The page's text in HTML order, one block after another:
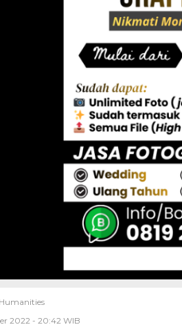
2022 - 20:42 WIB